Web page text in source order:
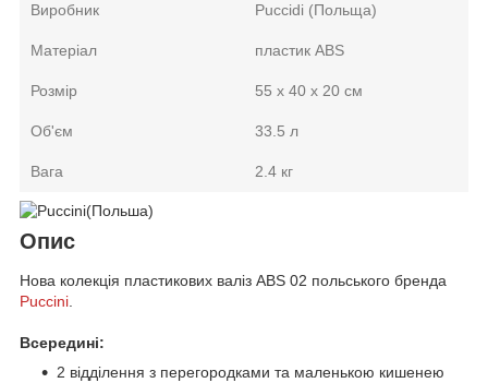
Виробник Puccidi (Польща)
Матеріал пластик ABS
Розмір 55 х 40 х 20 см
Об'єм 33.5 л
Вага 2.4 кг
Опис
Нова колекція пластикових валіз ABS 02 польського бренда
Puccini
Всередині:
2 відділення з перегородками та маленькою кишенею